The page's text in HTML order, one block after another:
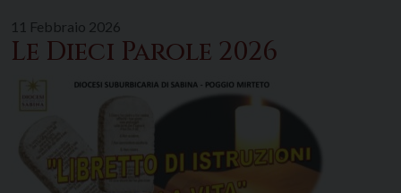
11 Febbraio 2026
Le Dieci Parole 2026